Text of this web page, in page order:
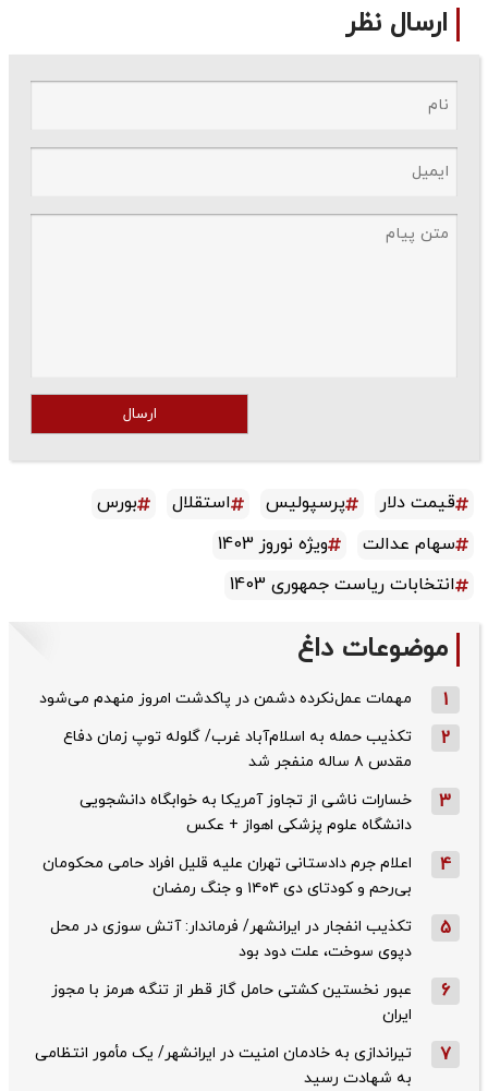
ارسال نظر
ارسال
قیمت دلار پرسپولیس استقلال
بورس
سهام عدالت
ویژه نوروز 1403
انتخابات ریاست جمهوری 1403
موضوعات داغ
1 مهمات عمل‌نکرده دشمن در پاکدشت امروز منهدم می‌شود
2
تکذیب حمله به اسلام‌آباد غرب/ گلوله توپ زمان دفاع
مقدس ۸ ساله منفجر شد
3
خسارات ناشی از تجاوز آمریکا به خوابگاه دانشجویی
دانشگاه علوم پزشکی اهواز + عکس
4
اعلام جرم دادستانی تهران علیه قلیل افراد حامی محکومان
بی‌رحم و کودتای دی‌ ۱۴۰۴ و جنگ رمضان
5
تکذیب ‌انفجار در ایرانشهر/ فرماندار: آتش سوزی در محل
دپوی سوخت، علت دود بود
6
عبور نخستین کشتی حامل گاز قطر از تنگه هرمز با مجوز
ایران
7
تیراندازی به خادمان امنیت در ایرانشهر/ یک مأمور انتظامی
به شهادت رسید